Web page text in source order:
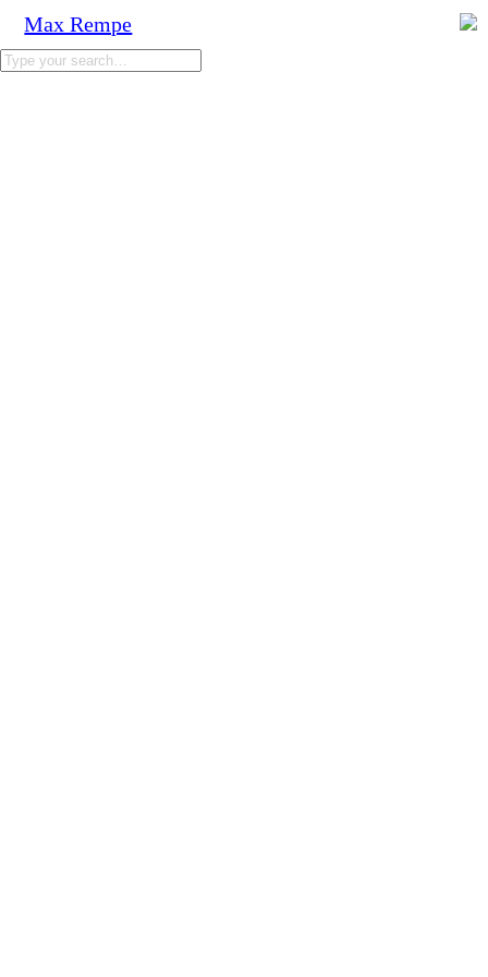
Max Rempe